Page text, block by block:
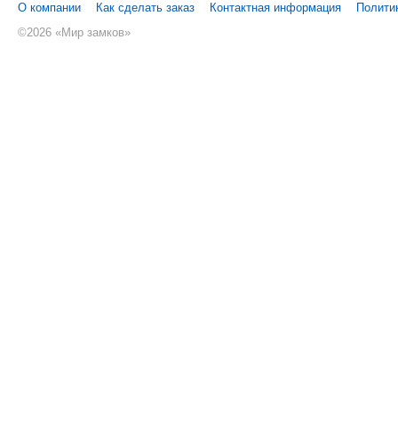
О компании Как сделать заказ Контактная информация
©2026 «Мир замков»